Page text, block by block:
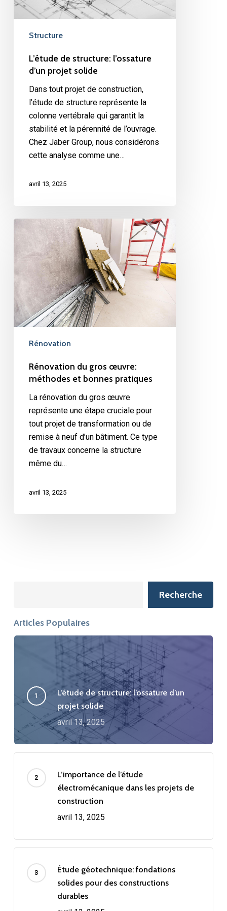
Structure
L’étude de structure: l’ossature
d’un projet solide
Dans tout projet de construction,
l’étude de structure représente la
colonne vertébrale qui garantit la
stabilité et la pérennité de l’ouvrage.
Chez Jaber Group, nous considérons
cette analyse comme une…
avril 13, 2025
Rénovation
méthodes
bonnes
pratiques
Rénovation
Rénovation du gros œuvre:
méthodes et bonnes pratiques
La rénovation du gros œuvre
représente une étape cruciale pour
tout projet de transformation ou de
remise à neuf d’un bâtiment. Ce type
de travaux concerne la structure
même du…
avril 13, 2025
Recherche
Articles Populaires
L’étude de structure: l’ossature d’un
projet solide
avril 13, 2025
L’importance de l’étude
électromécanique dans les projets de
construction
avril 13, 2025
Étude géotechnique: fondations
solides pour des constructions
durables